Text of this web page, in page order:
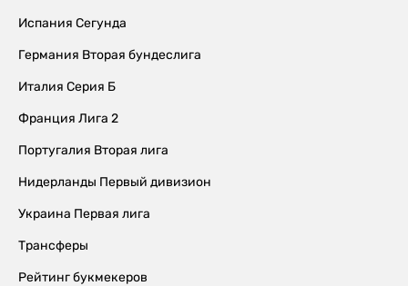
Испания Сегунда
Германия Вторая бундеслига
Италия Серия Б
Франция Лига 2
Португалия Вторая лига
Нидерланды Первый дивизион
Украина Первая лига
Трансферы
Рейтинг букмекеров